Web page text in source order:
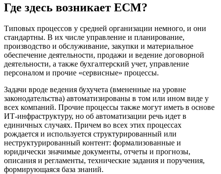
Где здесь возникает ECM?
Типовых процессов у средней организации немного, и они
стандартны. В их числе управление и планирование,
производство и обслуживание, закупки и материальное
обеспечение деятельности, продажи и ведение договорной
деятельности, а также бухгалтерский учет, управление
персоналом и прочие «сервисные» процессы.
Задачи вроде ведения бухучета (вмененные на уровне
законодательства) автоматизированы в том или ином виде у
всех компаний. Прочие процессы также могут иметь в основе
ИТ-инфраструктуру, но об автоматизации речь идет в
единичных случаях. Причем во всех этих процессах
рождается и используется структурированный или
неструктурированный контент: формализованные и
юридически значимые документы, отчеты и прогнозы,
описания и регламенты, технические задания и поручения,
формирующаяся база знаний.